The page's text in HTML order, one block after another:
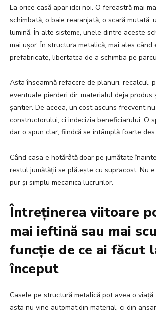
La orice casă apar idei noi. O fereastră mai
schimbată, o baie rearanjată, o scară mutată,
lumină. În alte sisteme, unele dintre aceste
mai ușor. În structura metalică, mai ales
prefabricate, libertatea de a schimba pe
Asta înseamnă refacere de planuri, recalcul,
eventuale pierderi din materialul deja produs
șantier. De aceea, un cost ascuns frecvent
constructorului, ci indecizia beneficiarului. O
dar o spun clar, fiindcă se întâmplă foarte des.
Când casa e hotărâtă doar pe jumătate
restul jumătății se plătește cu supracost. Nu e
pur și simplu mecanica lucrurilor.
Întreținerea viitoare
mai ieftină sau mai
funcție de ce ai făcut
început
Casele pe structură metalică pot avea o viață
asta nu vine automat din material, ci din